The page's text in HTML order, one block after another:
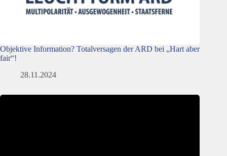
Objektive Information? Totalversagen der ARD bei „Hart aber
fair“!
28.11.2024